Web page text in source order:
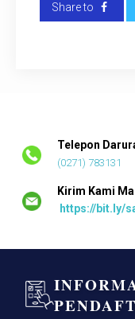
Share to
Telepon
(0271) 783131
Kirim Kami
https://bit.ly/